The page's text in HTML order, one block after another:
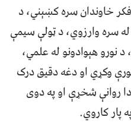
خاوندان سره کښېني، د
سره وارزوي، د ټولې سیمې
نورو هېوادونو له علمي،
وکړي او دغه دقیق درک
روانې شخړې او په دوی
پار کاروي.